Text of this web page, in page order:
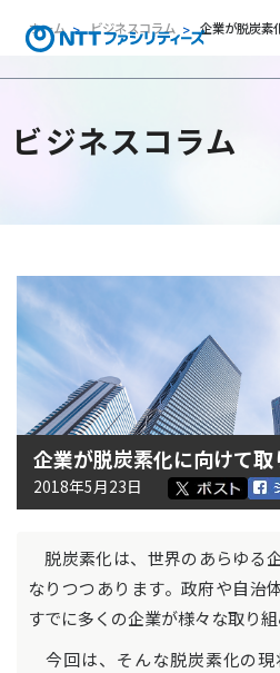
ホーム ビジネスコラム 企業が脱炭素
ビジネスコラム
企業が脱炭素化に向けて
2018年5月23日
脱炭素化は、世界のあらゆる
なりつつあります。政府や自治
すでに多くの企業が様々な取り組
今回は、そんな脱炭素化の現